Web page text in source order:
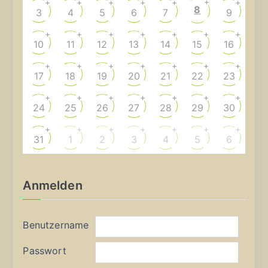
3
+
4
+
5
+
6
+
7
+
8 9
+
10
+
11
+
12
+
13
+
14
+
15
+
16
+
17
+
18
+
19
+
20
+
21
+
22
+
23
+
24
+
25
+
26
+
27
+
28
+
29
+
30
+
31
+
1
+
2
+
3
+
4
+
5
+
6
+
Anmelden
Benutzername
Passwort